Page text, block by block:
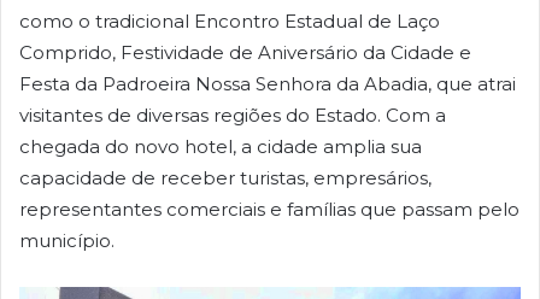
como o tradicional Encontro Estadual de Laço
Comprido, Festividade de Aniversário da Cidade e
Festa da Padroeira Nossa Senhora da Abadia, que atrai
visitantes de diversas regiões do Estado. Com a
chegada do novo hotel, a cidade amplia sua
capacidade de receber turistas, empresários,
representantes comerciais e famílias que passam pelo
município.